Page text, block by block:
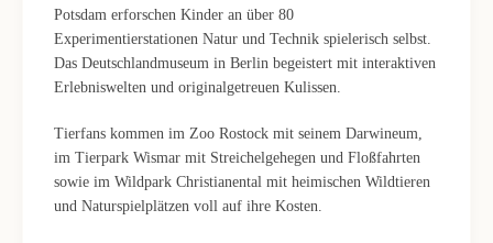
Potsdam erforschen Kinder an über 80
Experimentierstationen Natur und Technik spielerisch selbst.
Das Deutschlandmuseum in Berlin begeistert mit interaktiven
Erlebniswelten und originalgetreuen Kulissen.
Tierfans kommen im Zoo Rostock mit seinem Darwineum,
im Tierpark Wismar mit Streichelgehegen und Floßfahrten
sowie im Wildpark Christianental mit heimischen Wildtieren
und Naturspielplätzen voll auf ihre Kosten.